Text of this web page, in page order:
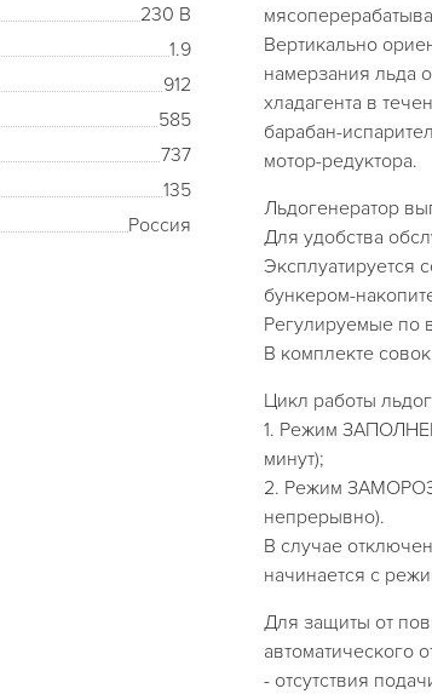
230 В
1.9
912
585
737
135
Россия
Вертикально
намерзания льда
хладагента в
барабан-
мотор-редуктора.
Льдогенератор
Для удобства
Эксплуатируется
бункером-
Регулируемые по
В комплекте
Цикл работы
1. Режим
минут);
2. Режим
непрерывно).
В случае
начинается с
Для защиты от
автоматического
- отсутствия